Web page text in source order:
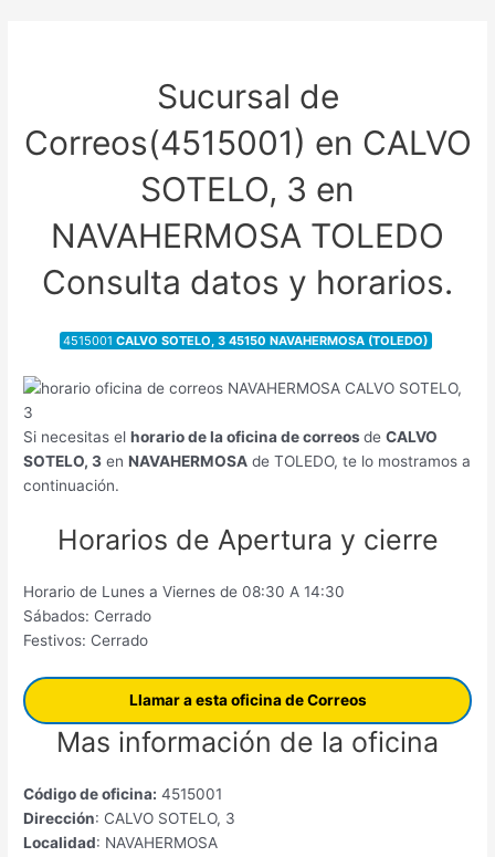
Sucursal de
Correos(4515001) en CALVO
SOTELO, 3 en
NAVAHERMOSA TOLEDO
Consulta datos y horarios.
4515001CALVO SOTELO, 3 45150 NAVAHERMOSA (TOLEDO)
Si necesitas elhorario de la oficina de correosdeCALVO
SOTELO, 3 enNAVAHERMOSA de TOLEDO, te lo mostramos a
continuación.
Horarios de Apertura y cierre
Horario de Lunes a Viernes de 08:30 A 14:30
Sábados: Cerrado
Festivos: Cerrado
Llamar a esta oficina de Correos
Mas información de la oficina
Código de oficina: 4515001
Dirección: CALVO SOTELO, 3
Localidad: NAVAHERMOSA